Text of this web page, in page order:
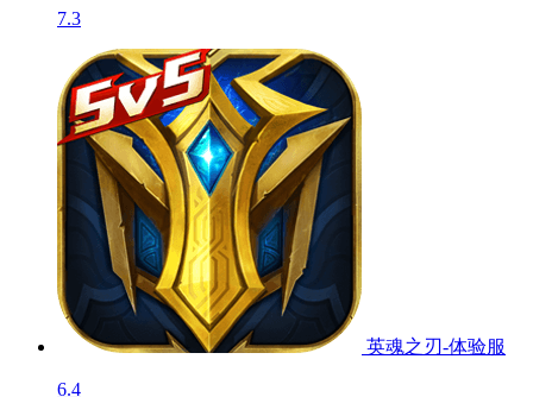
7.3
英魂之刃-体验服
6.4